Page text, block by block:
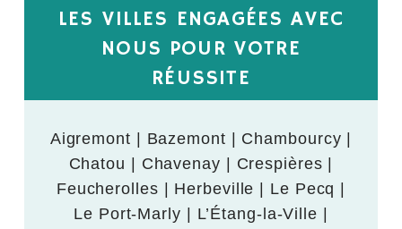
LES VILLES ENGAGÉES AVEC
NOUS POUR VOTRE
RÉUSSITE
Aigremont | Bazemont | Chambourcy |
Chatou | Chavenay | Crespières |
Feucherolles | Herbeville | Le Pecq |
Le Port-Marly | L’Étang-la-Ville |